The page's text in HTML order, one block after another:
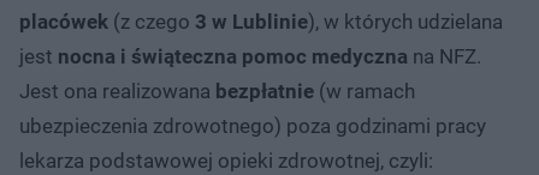
placówek (z czego 3 w Lublinie), w których udzielana
jest nocna i świąteczna pomoc medyczna na NFZ.
Jest ona realizowana bezpłatnie (w ramach
ubezpieczenia zdrowotnego) poza godzinami pracy
lekarza podstawowej opieki zdrowotnej, czyli: